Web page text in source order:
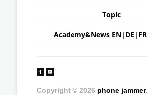
Topic
Academy&News EN| DE | FR
Copyright © 2026 phone jammer.